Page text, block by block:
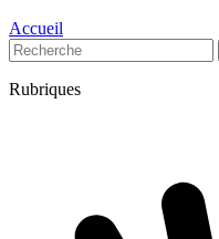
Accueil
Rubriques